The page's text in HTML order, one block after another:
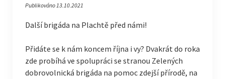
Publikováno 13.10.2021
Další brigáda na Plachtě před námi!
Přidáte se k nám koncem října i vy? Dvakrát do roka
zde probíhá ve spolupráci se stranou Zelených
dobrovolnická brigáda na pomoc zdejší přírodě, na